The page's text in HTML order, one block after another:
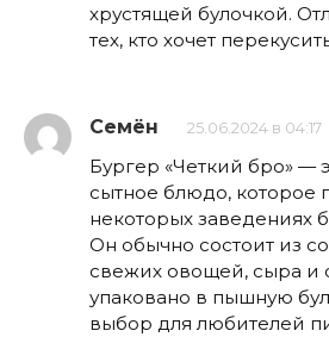
хрустящей булочкой.
тех, кто хочет
Семён 25.06.2024 в 04:17
Бургер «Четкий бро» —
сытное блюдо, которое
некоторых заведениях
Он обычно состоит из
свежих овощей, сыра и
упаковано в пышную
выбор для любителей